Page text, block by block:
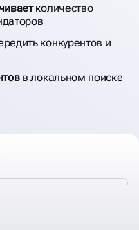
количество
конкурентов и
в локальном поиске